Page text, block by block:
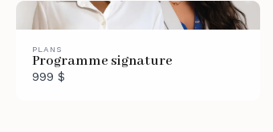
PLANS
Programme signature
999 $